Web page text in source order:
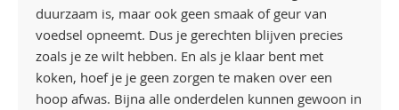
duurzaam is, maar ook geen smaak of geur van
voedsel opneemt. Dus je gerechten blijven precies
zoals je ze wilt hebben. En als je klaar bent met
koken, hoef je je geen zorgen te maken over een
hoop afwas. Bijna alle onderdelen kunnen gewoon in